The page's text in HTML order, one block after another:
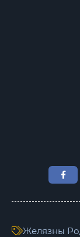
Желязны